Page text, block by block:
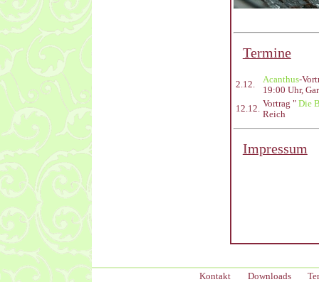
Termine
2.12. Acanthus-
19:00 Uhr,
12.12. Vortrag " Die
Reich
Impressum
Kontakt Downloads